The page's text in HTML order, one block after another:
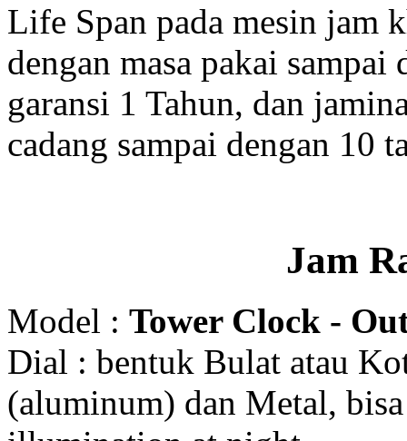
Life Span pada mesin jam
dengan masa pakai sampai
garansi 1 Tahun, dan
cadang sampai dengan 10
Jam
Model : Tower Clock -
Dial : bentuk Bulat atau
(aluminum) dan Metal,